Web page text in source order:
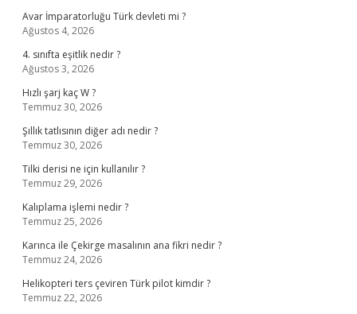
Avar İmparatorluğu Türk devleti mi ?
Ağustos 4, 2026
4. sınıfta eşitlik nedir ?
Ağustos 3, 2026
Hızlı şarj kaç W ?
Temmuz 30, 2026
Şıllık tatlısının diğer adı nedir ?
Temmuz 30, 2026
Tilki derisi ne için kullanılır ?
Temmuz 29, 2026
Kalıplama işlemi nedir ?
Temmuz 25, 2026
Karınca ile Çekirge masalının ana fikri nedir ?
Temmuz 24, 2026
Helikopteri ters çeviren Türk pilot kimdir ?
Temmuz 22, 2026